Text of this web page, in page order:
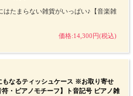
はたまらない雑貨がいっぱい♪【音楽雑
価格:14,300円(税込)
もなるティッシュケース ※お取り寄せ
・ピアノモチーフ】ト音記号 ピアノ雑